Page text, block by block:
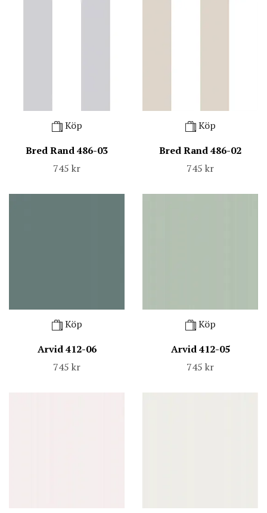
Köp
Bred Rand 486-03
745 kr
Köp
Bred Rand 486-02
745 kr
Köp
Arvid 412-06
745 kr
Köp
Arvid 412-05
745 kr